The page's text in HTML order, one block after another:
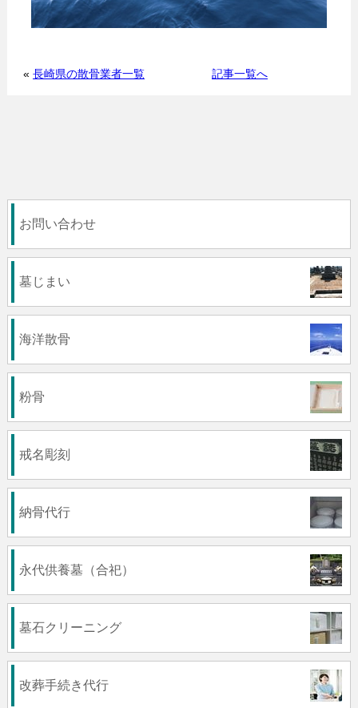
« 長崎県の散骨業者一覧 記事一覧へ
お問い合わせ
墓じまい
海洋散骨
粉骨
戒名彫刻
納骨代行
永代供養墓（合祀）
墓石クリーニング
改葬手続き代行